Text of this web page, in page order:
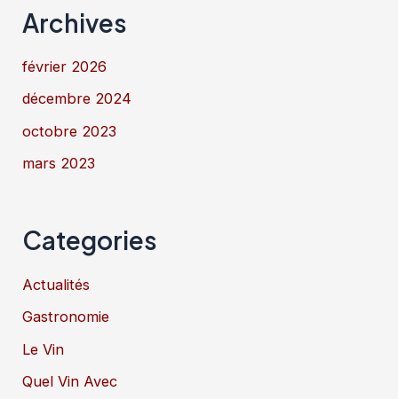
Archives
février 2026
décembre 2024
octobre 2023
mars 2023
Categories
Actualités
Gastronomie
Le Vin
Quel Vin Avec